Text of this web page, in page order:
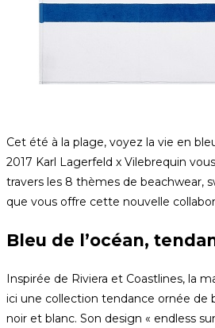
Cet été à la plage, voyez la vie en
2017 Karl Lagerfeld x Vilebrequin
travers les 8 thèmes de beachwear,
que vous offre cette nouvelle
Bleu de l’océan,
Inspirée de Riviera et Coastlines, la
ici une collection tendance ornée de
noir et blanc. Son design « endless